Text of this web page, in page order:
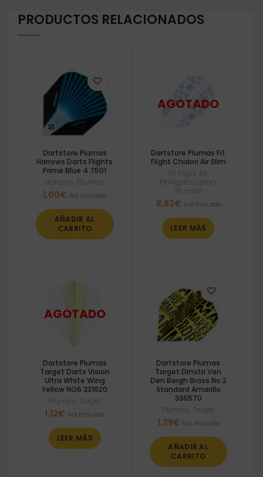
PRODUCTOS RELACIONADOS
Dartstore Plumas
Harrows Darts Flights
Prime Blue 4 7501
Harrows Plumas
1,00€ Iva incluido
AÑADIR AL
CARRITO
Dartstore Plumas Fit
Flight Chidori Air Slim
Fit Flight Air
Fit Flight Cosmo
Plumas
8,83€ Iva incluido
LEER MÁS
Dartstore Plumas
Target Darts Vision
Ultra White Wing
Yellow NO6 331620
Plumas Target
1,12€ Iva incluido
LEER MÁS
Dartstore Plumas
Target Dimitri Van
Den Bergh Brass No.2
Standard Amarillo
336570
Plumas Target
1,29€ Iva incluido
AÑADIR AL
CARRITO